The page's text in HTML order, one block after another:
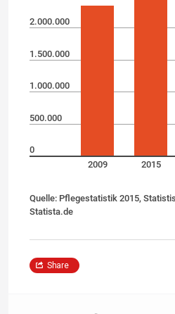
2.000.000
1.500.000
1.000.000
500.000
0
2009
2015
Quelle: Pflegestatistik 2015,
Statista.de
Share